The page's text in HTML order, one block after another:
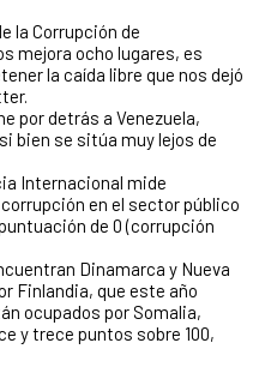
la Corrupción de
mejora ocho lugares, es
la caída libre que nos dejó
por detrás a Venezuela,
bien se sitúa muy lejos de
Internacional mide
en el sector público
de 0 (corrupción
Dinamarca y Nueva
Finlandia, que este año
ocupados por Somalia,
y trece puntos sobre 100,